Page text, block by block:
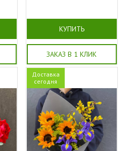
КУПИТЬ
ЗАКАЗ В 1 КЛИК
Доставка
сегодня